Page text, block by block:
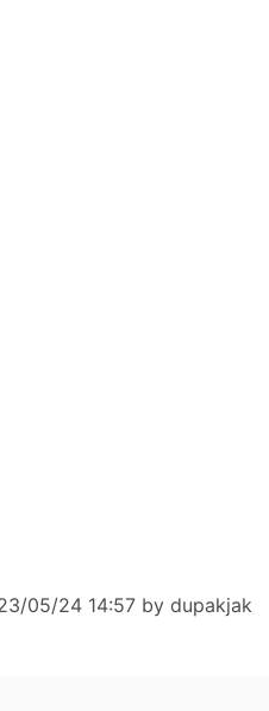
05/24 14:57 by dupakjak